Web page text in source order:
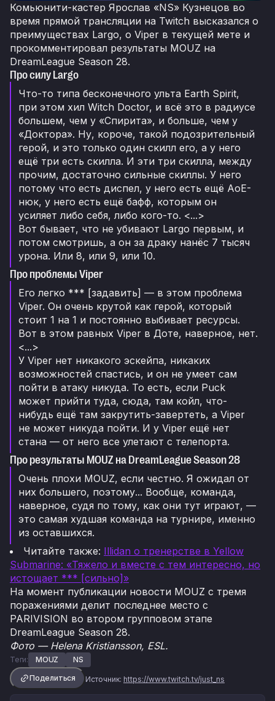
Комьюнити-кастер Ярослав «NS» Кузнецов во
время прямой трансляции на Twitch высказался о
преимуществах Largo, о Viper в текущей мете и
прокомментировал результаты MOUZ на
DreamLeague Season 28.
Про силу Largo
Что-то типа бесконечного ульта Earth Spirit,
при этом хил Witch Doctor, и всё это в радиусе
большем, чем у «Спирита», и больше, чем у
«Доктора». Ну, короче, такой подозрительный
герой, и это только один скилл его, а у него
ещё три есть скилла. И эти три скилла, между
прочим, достаточно сильные скиллы. У него
потому что есть диспел, у него есть ещё AoE-
нюк, у него есть ещё бафф, которым он
усиляет либо себя, либо кого-то. <...>
Вот бывает, что не убивают Largo первым, и
потом смотришь, а он за драку нанёс 7 тысяч
урона. Или 8, или 9, или 10.
Про проблемы Viper
Его легко *** [задавить] — в этом проблема
Viper. Он очень крутой как герой, который
стоит 1 на 1 и постоянно выбивает ресурсы.
Вот в этом равных Viper в Доте, наверное, нет.
<...>
У Viper нет никакого эскейпа, никаких
возможностей спастись, и он не умеет сам
пойти в атаку никуда. То есть, если Puck
может прийти туда, сюда, там койл, что-
нибудь ещё там закрутить-завертеть, а Viper
не может никуда пойти. И у Viper ещё нет
стана — от него все улетают с телепорта.
Про результаты MOUZ на DreamLeague Season 28
Очень плохи MOUZ, если честно. Я ожидал от
них большего, поэтому... Вообще, команда,
наверное, судя по тому, как они тут играют, —
это самая худшая команда на турнире, именно
из оставшихся.
Читайте также: Illidan о тренерстве в Yellow
Submarine: «Тяжело и вместе с тем интересно, но
истощает *** [сильно]»
На момент публикации новости MOUZ с тремя
поражениями делит последнее место с
PARIVISION во втором групповом этапе
DreamLeague Season 28.
Фото — Helena Kristiansson, ESL.
Теги: MOUZ
NS
Поделиться
Источник: https://www.twitch.tv/just_ns